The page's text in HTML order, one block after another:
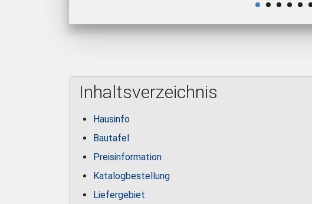
Inhaltsverzeichnis
Hausinfo
Bautafel
Preisinformation
Katalogbestellung
Liefergebiet